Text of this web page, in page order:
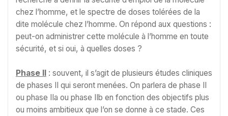
chez l’homme, et le spectre de doses tolérées de la
dite molécule chez l’homme. On répond aux questions :
peut-on administrer cette molécule à l’homme en toute
sécurité, et si oui, à quelles doses ?
Phase II : souvent, il s’agit de plusieurs études cliniques
de phases II qui seront menées. On parlera de phase II
ou phase IIa ou phase IIb en fonction des objectifs plus
ou moins ambitieux que l’on se donne à ce stade. Ces